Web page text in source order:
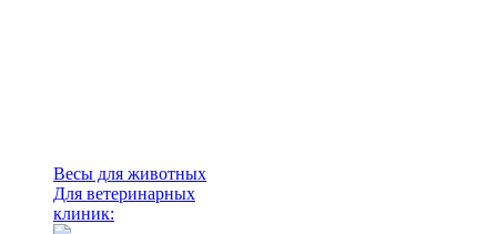
Весы для животных
Для ветеринарных
клиник: